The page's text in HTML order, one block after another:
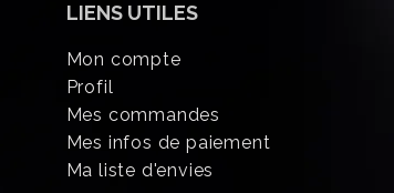
LIENS UTILES
Mon compte
Profil
Mes commandes
Mes infos de paiement
Ma liste d'envies